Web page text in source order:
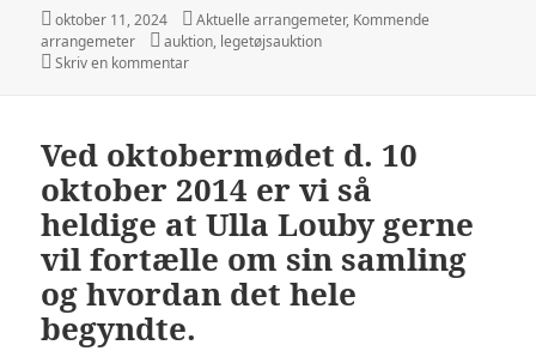
r
Udgivet
i
oktober 11, 2024 Kategorier
Aktuelle arrangemeter, Kommende
arrangemeter
Tags
auktion, legetøjsauktion
Skriv en kommentartil AUKTIONEN Torsdag d. 14. November 2024
Ved oktobermødet d. 10
oktober 2014 er vi så
heldige at Ulla Louby gerne
vil fortælle om sin samling
og hvordan det hele
begyndte.